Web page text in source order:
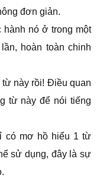
đơn giản.
hành nó ở trong một
hoàn toàn chinh
này rồi! Điều quan
từ này để nói tiếng
có mơ hồ hiểu 1 từ
sử dụng, đây là sự